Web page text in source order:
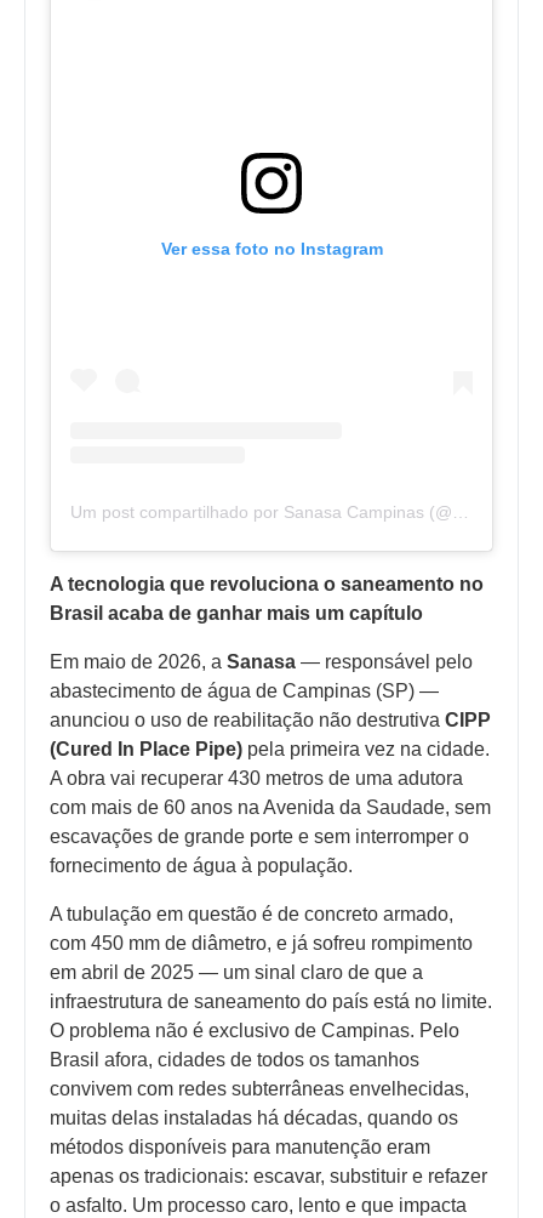
Ver essa foto no Instagram
Um post compartilhado por Sanasa Campinas (@sanasacampinas)
A tecnologia que revoluciona o saneamento no
Brasil acaba de ganhar mais um capítulo
Em maio de 2026, a Sanasa — responsável pelo
abastecimento de água de Campinas (SP) —
anunciou o uso de reabilitação não destrutiva CIPP
(Cured In Place Pipe) pela primeira vez na cidade.
A obra vai recuperar 430 metros de uma adutora
com mais de 60 anos na Avenida da Saudade, sem
escavações de grande porte e sem interromper o
fornecimento de água à população.
A tubulação em questão é de concreto armado,
com 450 mm de diâmetro, e já sofreu rompimento
em abril de 2025 — um sinal claro de que a
infraestrutura de saneamento do país está no limite.
O problema não é exclusivo de Campinas. Pelo
Brasil afora, cidades de todos os tamanhos
convivem com redes subterrâneas envelhecidas,
muitas delas instaladas há décadas, quando os
métodos disponíveis para manutenção eram
apenas os tradicionais: escavar, substituir e refazer
o asfalto. Um processo caro, lento e que impacta